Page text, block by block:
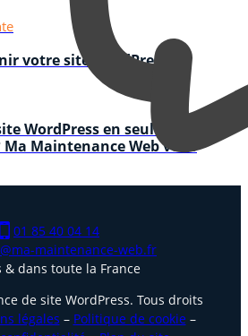
votre site WordPress ?
WordPress en seulement
Maintenance Web vous
01 85 40 04 14
maintenance-web.fr
& dans toute la France
de site WordPress. Tous droits
légales – Politique de cookie –